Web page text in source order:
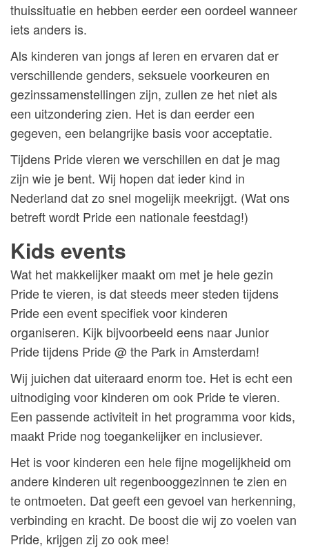
thuissituatie en hebben eerder een oordeel wanneer
iets anders is.
Als kinderen van jongs af leren en ervaren dat er
verschillende genders, seksuele voorkeuren en
gezinssamenstellingen zijn, zullen ze het niet als
een uitzondering zien. Het is dan eerder een
gegeven, een belangrijke basis voor acceptatie.
Tijdens Pride vieren we verschillen en dat je mag
zijn wie je bent. Wij hopen dat ieder kind in
Nederland dat zo snel mogelijk meekrijgt. (Wat ons
betreft wordt Pride een nationale feestdag!)
Kids events
Wat het makkelijker maakt om met je hele gezin
Pride te vieren, is dat steeds meer steden tijdens
Pride een event specifiek voor kinderen
organiseren. Kijk bijvoorbeeld eens naar Junior
Pride tijdens Pride @ the Park in Amsterdam!
Wij juichen dat uiteraard enorm toe. Het is echt een
uitnodiging voor kinderen om ook Pride te vieren.
Een passende activiteit in het programma voor kids,
maakt Pride nog toegankelijker en inclusiever.
Het is voor kinderen een hele fijne mogelijkheid om
andere kinderen uit regenbooggezinnen te zien en
te ontmoeten. Dat geeft een gevoel van herkenning,
verbinding en kracht. De boost die wij zo voelen van
Pride, krijgen zij zo ook mee!